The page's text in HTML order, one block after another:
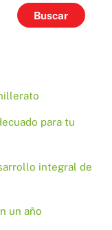
Buscar
para tu
integral de
un año